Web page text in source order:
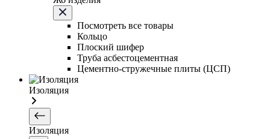
Посмотреть все товары
Кольцо
Плоский шифер
Труба асбестоцементная
Цементно-стружечные плиты (ЦСП)
Изоляция
Изоляция